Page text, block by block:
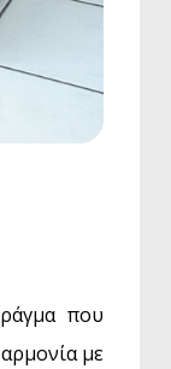
που
με